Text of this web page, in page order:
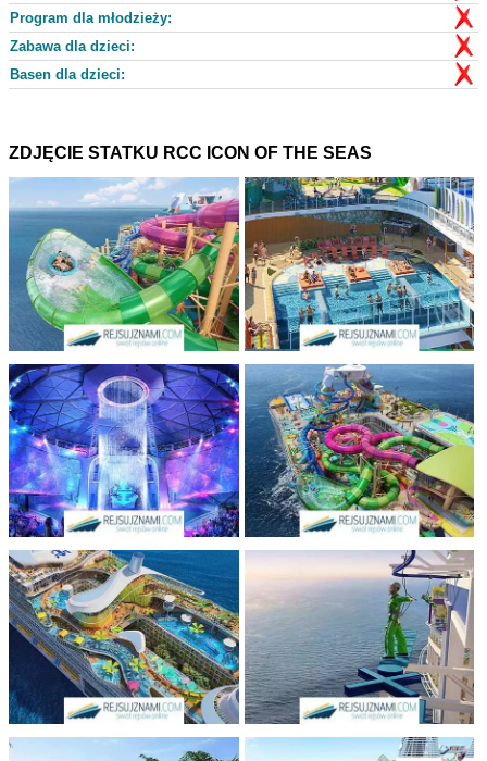
Program dla młodzieży:
Zabawa dla dzieci:
Basen dla dzieci:
ZDJĘCIE STATKU RCC ICON OF THE SEAS